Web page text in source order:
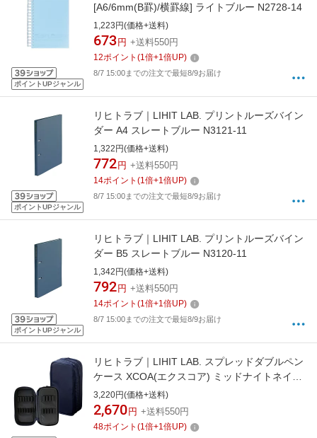
ポイントUPジャンル
[A6/6mm(B罫)/横罫線] ライトブルー N2728-14
1,223円(価格+送料)
673 円 +送料550円
12ポイント (1倍+1倍UP)
8/7 15:00までの注文で最短8/9お届け
ポイントUPジャンル
リヒトラブ｜LIHIT LAB. プリントルーズバイン
ダー A4 スレートブルー N3121-11
1,322円(価格+送料)
772 円 +送料550円
14ポイント (1倍+1倍UP)
8/7 15:00までの注文で最短8/9お届け
ポイントUPジャンル
リヒトラブ｜LIHIT LAB. プリントルーズバイン
ダー B5 スレートブルー N3120-11
1,342円(価格+送料)
792 円 +送料550円
14ポイント (1倍+1倍UP)
8/7 15:00までの注文で最短8/9お届け
リヒトラブ｜LIHIT LAB. スプレッドダブルペン
ケース XCOA(エクスコア) ミッドナイトネイビ
ー A-3801-11
3,220円(価格+送料)
2,670 円 +送料550円
48ポイント (1倍+1倍UP)